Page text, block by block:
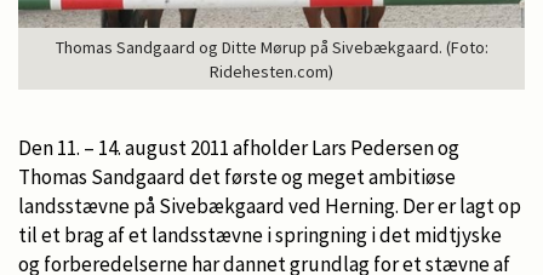
Thomas Sandgaard og Ditte Mørup på Sivebækgaard. (Foto:
Ridehesten.com)
Den 11. – 14. august 2011 afholder Lars Pedersen og
Thomas Sandgaard det første og meget ambitiøse
landsstævne på Sivebækgaard ved Herning. Der er lagt op
til et brag af et landsstævne i springning i det midtjyske
og forberedelserne har dannet grundlag for et stævne af